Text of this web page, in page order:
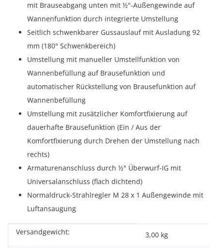
mit Brauseabgang unten mit ½"-Außengewinde auf
Wannenfunktion durch integrierte Umstellung
Seitlich schwenkbarer Gussauslauf mit Ausladung 92
mm (180° Schwenkbereich)
Umstellung mit manueller Umstellfunktion von
Wannenbefüllung auf Brausefunktion und
automatischer Rückstellung von Brausefunktion auf
Wannenbefüllung
Umstellung mit zusätzlicher Komfortfixierung auf
dauerhafte Brausefunktion (Ein / Aus der
Komfortfixierung durch Drehen der Umstellung nach
rechts)
Armaturenanschluss durch ½" Überwurf-IG mit
Universalanschluss (flach dichtend)
Normaldruck-Strahlregler M 28 x 1 Außengewinde mit
Luftansaugung
Produkteigenschaft
Wert
Versandgewicht:
3,00 kg